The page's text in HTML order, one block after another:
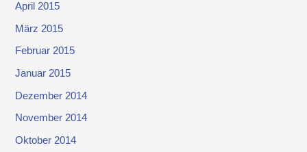
April 2015
März 2015
Februar 2015
Januar 2015
Dezember 2014
November 2014
Oktober 2014